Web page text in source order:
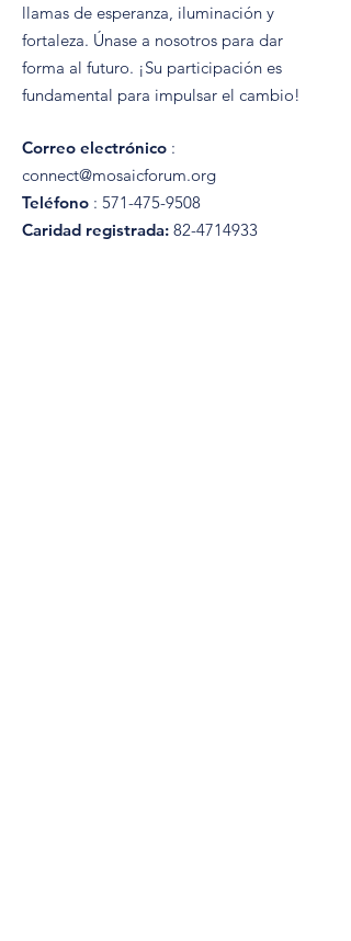
llamas de esperanza, iluminación y
fortaleza. Únase a nosotros para dar
forma al futuro. ¡Su participación es
fundamental para impulsar el cambio!
Correo electrónico :
connect@mosaicforum.org
Teléfono : 571-475-9508
Caridad registrada: 82-4714933